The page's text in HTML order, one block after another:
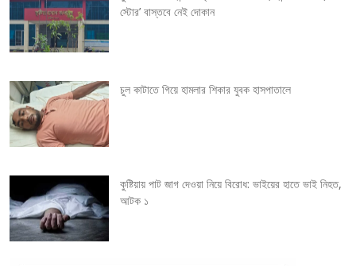
t
i
o
n
স্টোর’ বাস্তবে নেই দোকান
চুল কাটাতে গিয়ে হামলার শিকার যুবক হাসপাতালে
কুষ্টিয়ায় পাট জাগ দেওয়া নিয়ে বিরোধ: ভাইয়ের হাতে ভাই নিহত,
আটক ১